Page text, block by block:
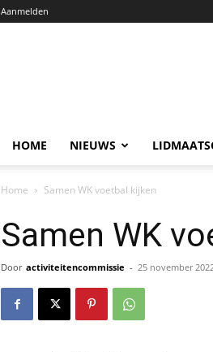
Aanmelden
HOME NIEUWS
Home Samen WK voetbal kijken
Samen WK
Door activiteitencommissie - 25 november